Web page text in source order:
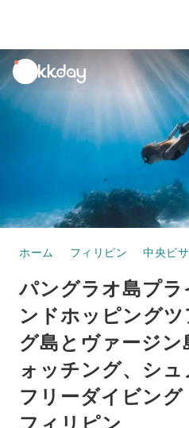
unread
notifications
ホーム フィリピン 中央ビ
パングラオ島プ
ンドホッピング
グ島とヴァージ
ォッチング、シュ
フリーダイビン